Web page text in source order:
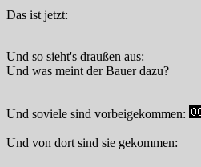
Das ist jetzt:
Und so sieht's draußen aus:
Und was meint der Bauer dazu?
Und soviele sind vorbeigekommen:
Und von dort sind sie gekommen: